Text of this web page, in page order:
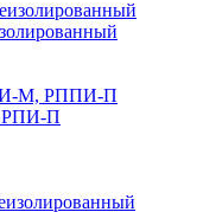
М, РППИ-П
П